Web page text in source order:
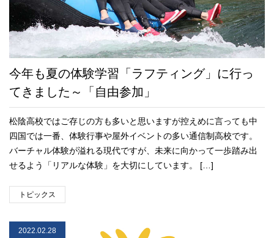
今年も夏の体験学習「ラフティング」に行っ
てきました～「自由参加」
松陰高校ではご存じの方も多いと思いますが控えめに言っても中
四国では一番、体験行事や屋外イベントの多い通信制高校です。
バーチャル体験が溢れる現代ですが、未来に向かって一歩踏み出
せるよう「リアルな体験」を大切にしています。 […]
トピックス
2022.02.28